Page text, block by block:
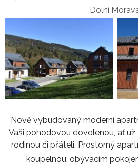
Dolní
Nově vybudovaný moderní
Vaši pohodovou dovolenou, ať
rodinou či přáteli. Prostorný
koupelnou, obývacím